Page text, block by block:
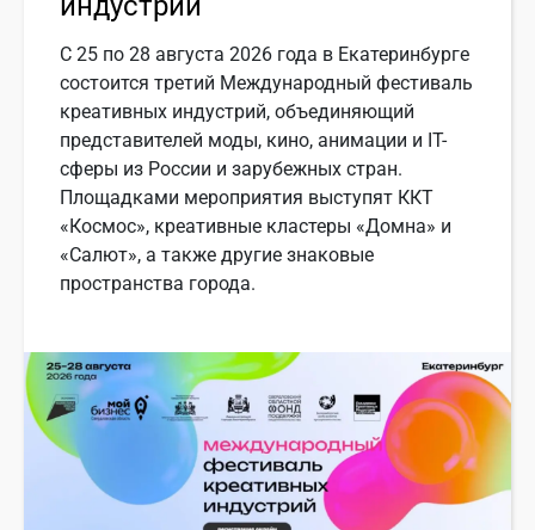
С 25 по 28 августа 2026 года в Екатеринбурге
состоится третий Международный фестиваль
креативных индустрий, объединяющий
представителей моды, кино, анимации и IT-
сферы из России и зарубежных стран.
Площадками мероприятия выступят ККТ
«Космос», креативные кластеры «Домна» и
«Салют», а также другие знаковые
пространства города.